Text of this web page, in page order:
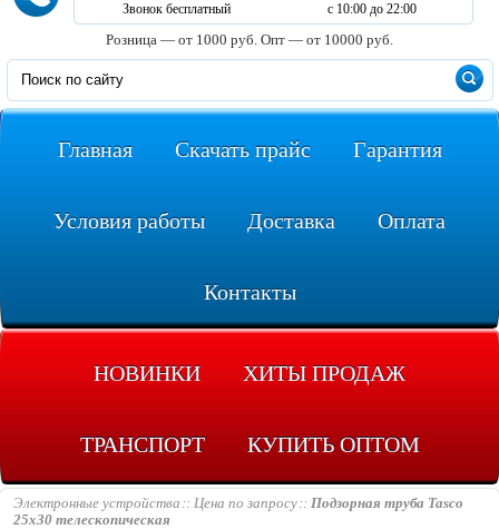
Звонок бесплатный с 10:00 до 22:00
Розница — от 1000 руб. Опт — от 10000 руб.
Главная Скачать прайс Гарантия
Условия работы Доставка Оплата
Контакты
НОВИНКИ ХИТЫ ПРОДАЖ
ТРАНСПОРТ КУПИТЬ ОПТОМ
Электронные устройства Цена по запросу
Подзорная труба Tasco
25х30 телескопическая